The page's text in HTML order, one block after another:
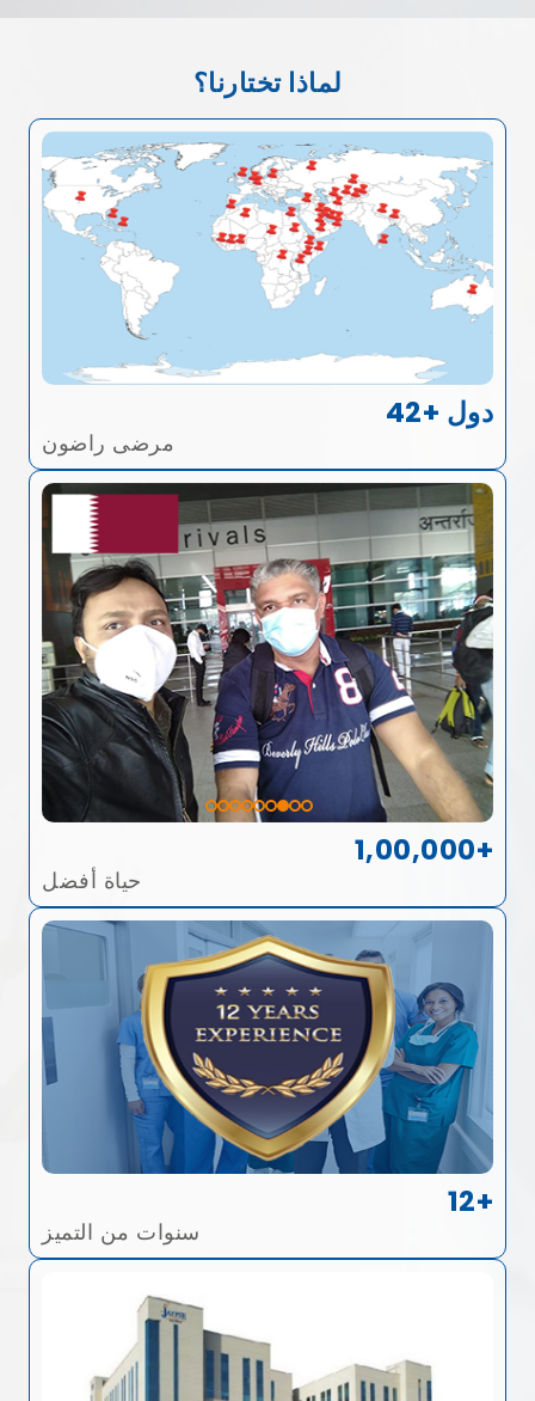
لماذا تختارنا؟
42+ دول
مرضى راضون
1,00,000+
حياة أفضل
12+
سنوات من التميز